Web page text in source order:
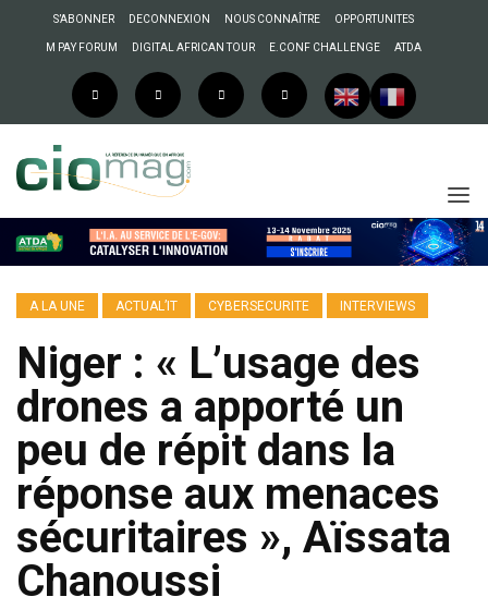
S’ABONNER DECONNEXION NOUS CONNAÎTRE OPPORTUNITES
M PAY FORUM DIGITAL AFRICAN TOUR E.CONF CHALLENGE ATDA
A LA UNE ACTUAL’IT CYBERSECURITE INTERVIEWS
Niger : « L’usage des
drones a apporté un
peu de répit dans la
réponse aux menaces
sécuritaires », Aïssata
Chanoussi